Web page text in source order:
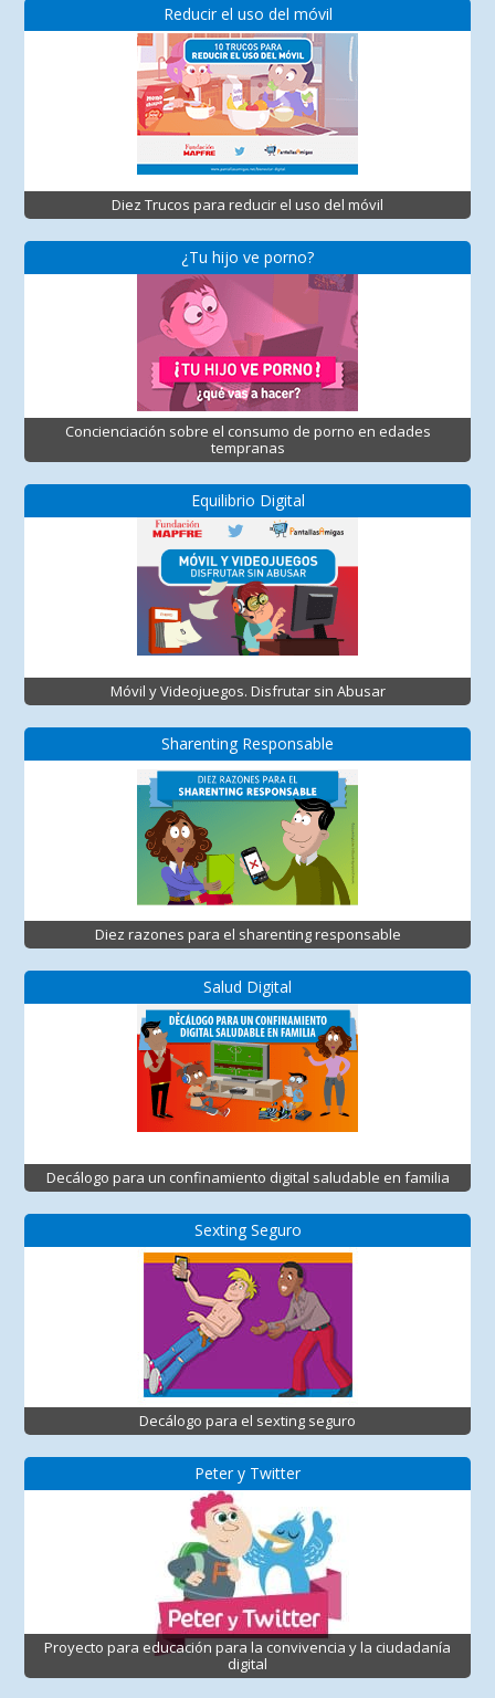
Reducir el uso del móvil
Diez Trucos para reducir el uso del móvil
¿Tu hijo ve porno?
Concienciación sobre el consumo de porno en edades
tempranas
Equilibrio Digital
Móvil y Videojuegos. Disfrutar sin Abusar
Sharenting Responsable
Diez razones para el sharenting responsable
Salud Digital
Decálogo para un confinamiento digital saludable en familia
Sexting Seguro
Decálogo para el sexting seguro
Peter y Twitter
Proyecto para educación para la convivencia y la ciudadanía
digital